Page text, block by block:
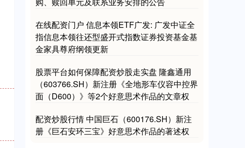
在线配资门户 信息本领ETF广发: 广发中证全
指信息本领往还型盛开式指数证券投资基金基
金家具尊府纲领更新
股票平台如何保障配资炒股走实盘 隆鑫通用
（603766.SH）新注册《全地形车仪容中控界
面（D600）》等2个好意思术作品的文章权
配资炒股行情 中国巨石（600176.SH）新注
册《巨石安环三宝》好意思术作品的著述权